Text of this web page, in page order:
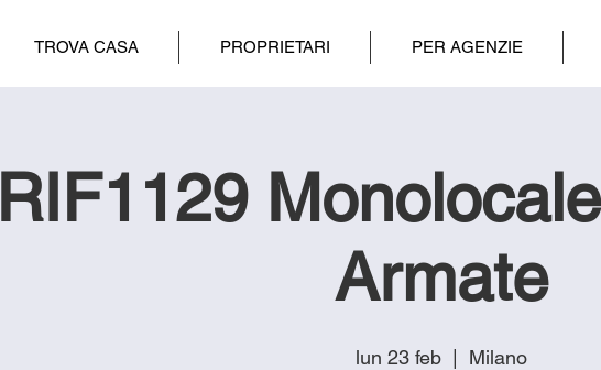
TROVA CASA PROPRIETARI PER AGENZIE
RIF1129
Armate
lun 23 feb
  |
Milano